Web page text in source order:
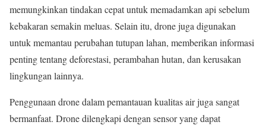
memungkinkan tindakan cepat untuk memadamkan api sebelum
kebakaran semakin meluas. Selain itu, drone juga digunakan
untuk memantau perubahan tutupan lahan, memberikan informasi
penting tentang deforestasi, perambahan hutan, dan kerusakan
lingkungan lainnya.
Penggunaan drone dalam pemantauan kualitas air juga sangat
bermanfaat. Drone dilengkapi dengan sensor yang dapat